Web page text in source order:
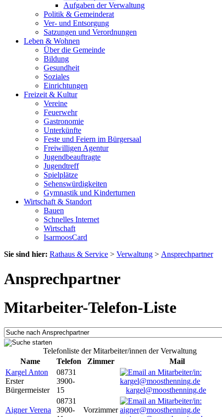
Aufgaben der Verwaltung
Politik & Gemeinderat
Ver- und Entsorgung
Satzungen und Verordnungen
Leben & Wohnen
Über die Gemeinde
Bildung
Gesundheit
Soziales
Einrichtungen
Freizeit & Kultur
Vereine
Feuerwehr
Gastronomie
Unterkünfte
Feste und Feiern im Bürgersaal
Freiwilligen Agentur
Jugendbeauftragte
Jugendtreff
Spielplätze
Sehenswürdigkeiten
Gymnastik und Kinderturnen
Wirtschaft & Standort
Bauen
Schnelles Internet
Wirtschaft
IsarmoosCard
Sie sind hier: Rathaus & Service > Verwaltung > Ansprechpartner
Ansprechpartner
Mitarbeiter-Telefon-Liste
Telefonliste der Mitarbeiter/innen der Verwaltung
Name
Telefon Zimmer
Mail
Kargel Anton
Erster
Bürgermeister
08731
3900-
15
kargel@moosthenning.de
Aigner Verena
08731
3900-
Vorzimmer